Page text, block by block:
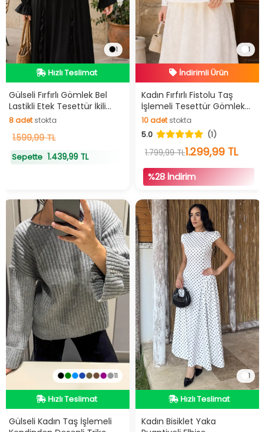
1
Hızlı Teslimat
Kargo Bedava
Hızlı Teslimat
Gülseli Fırfırlı Gömlek Bel
Lastikli Etek Tesettür İkili
Takım
8adetstokta
8adetstokta
1.599,99 TL
Sepette 1.439,99 TL
1
Hızlı Teslimat
İndirimli Ürün
Kadın Fırfırlı Fistolu Taş
İşlemeli Tesettür Gömlek
Etek İkili Takım
10adetstokta
10adetstokta
5.0
(1)
1.799,99 TL1.299,99 TL
%28 İndirim
11
Hızlı Teslimat
Videolu Ürün
Hızlı Teslimat
Gülseli Kadın Taş İşlemeli
1
Hızlı Teslimat
Hızlı Teslimat
Kadın Bisiklet Yaka